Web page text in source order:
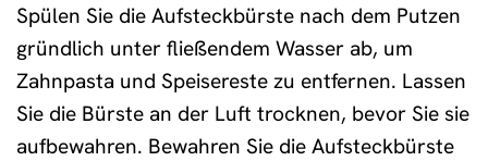
Spülen Sie die Aufsteckbürste nach dem Putzen
gründlich unter fließendem Wasser ab, um
Zahnpasta und Speisereste zu entfernen. Lassen
Sie die Bürste an der Luft trocknen, bevor Sie sie
aufbewahren. Bewahren Sie die Aufsteckbürste